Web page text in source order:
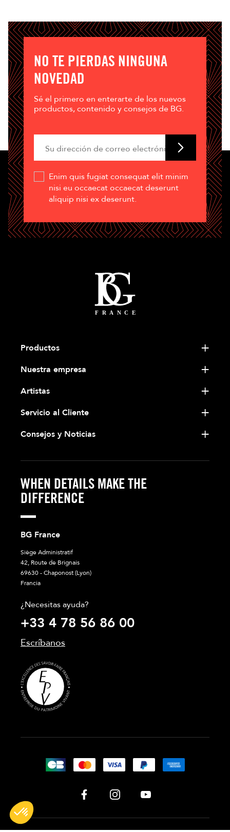
NO TE PIERDAS NINGUNA
NOVEDAD
Sé el primero en enterarte de los nuevos
productos, contenido y consejos de BG.
Enim quis fugiat consequat elit minim
nisi eu occaecat occaecat deserunt
aliquip nisi ex deserunt.
Productos
Nuestra empresa
Artistas
Servicio al Cliente
Consejos y Noticias
WHEN DETAILS MAKE THE
DIFFERENCE
BG France
Siège Administratif
42, Route de Brignais
69630 - Chaponost (Lyon)
Francia
¿Necesitas ayuda?
+33 4 78 56 86 00
Escríbanos